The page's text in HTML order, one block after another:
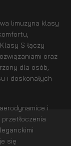
limuzyna klasy
S łączy
oraz
dla osób,
i doskonałych
i
się